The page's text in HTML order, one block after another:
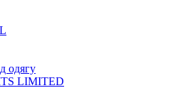
одягу
LIMITED